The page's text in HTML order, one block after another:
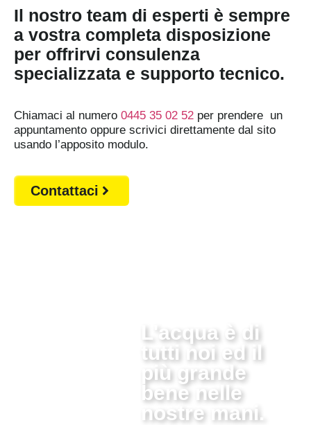
Il nostro team di esperti è sempre
a vostra completa disposizione
per offrirvi consulenza
specializzata e supporto tecnico.
Chiamaci al numero 0445 35 02 52 per prendere un
appuntamento oppure scrivici direttamente dal sito
usando l’apposito modulo.
Contattaci
L'acqua è di
tutti noi ed il
più grande
bene nelle
nostre mani.